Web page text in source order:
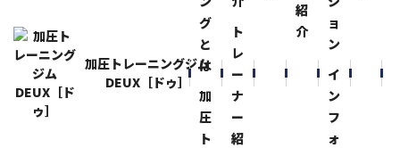
加圧トレーニングジム
DEUX［ドゥ］
加
圧
ト
ト
レ
ー
ナ
ー
紹
紹
介
イ
ン
フ
ォ
間に合った！
2023-12-22
その他
〝年末ジャンボ宝くじ”購入出来た！間に合った！
本日最終日！
買わなきゃ当たらないから〝夢”買って来ました(笑)